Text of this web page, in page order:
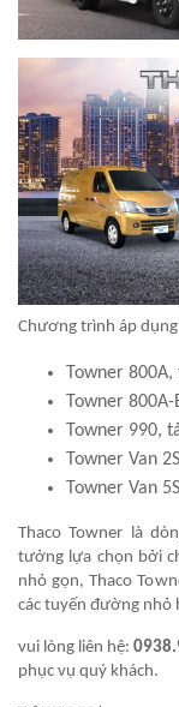
Chương trình áp
Towner
Towner
Towner 990,
Towner Van
Towner Van
Thaco Towner là
tưởng lựa chọn bởi
nhỏ gọn, Thaco
các tuyến đường nhỏ
vui lòng liên hệ:
phục vụ quý khách.